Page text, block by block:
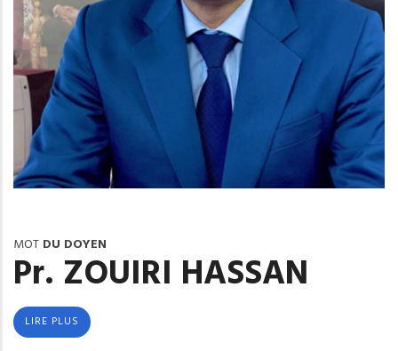
MOT DU DOYEN
Pr. ZOUIRI HASSAN
LIRE PLUS